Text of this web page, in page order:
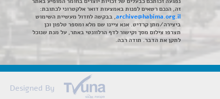
זה, הנכם רשאים לפנות באמצעות דואר אלקטרוני לכתובת:
archive@habima.org.il, בבקשה לחדול מעשיית השימוש
ביצירה/מתן קרדיט. אנא ציינו שם מלא ומספר טלפון וכן
תצרפו צילום מסך וקישור לדף הרלוונטי באתר, על מנת שנוכל
לתקן את הדבר. תודה רבה.
Designed By